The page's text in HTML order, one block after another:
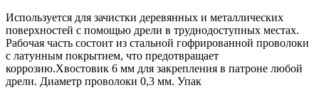
Используется для зачистки деревянных и металлических
поверхностей с помощью дрели в труднодоступных местах.
Рабочая часть состоит из стальной гофрированной проволоки
с латунным покрытием, что предотвращает
коррозию.Хвостовик 6 мм для закрепления в патроне любой
дрели. Диаметр проволоки 0,3 мм. Упак